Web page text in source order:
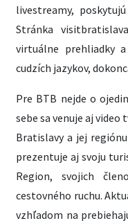
livestreamy,
Stránka
virtuálne prehliadky
cudzích jazykov,
Pre BTB nejde o
sebe sa venuje aj
Bratislavy a jej
prezentuje aj svoju
Region, svojich
cestovného ruchu.
vzhľadom na